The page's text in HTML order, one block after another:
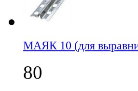
МАЯК 10 (для
80